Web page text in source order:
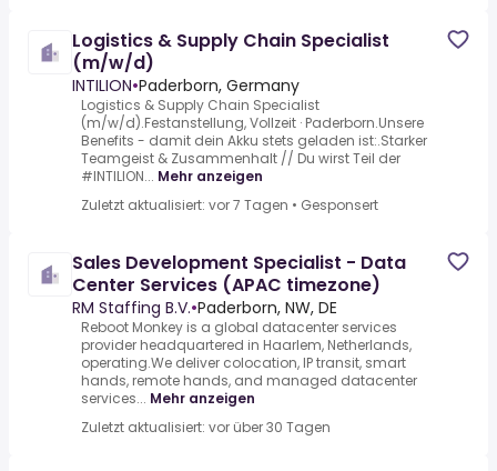
Logistics & Supply Chain Specialist
(m/w/d)
INTILION•Paderborn, Germany
Logistics & Supply Chain Specialist
(m/w/d).Festanstellung, Vollzeit · Paderborn.Unsere
Benefits - damit dein Akku stets geladen ist:.Starker
Teamgeist & Zusammenhalt // Du wirst Teil der
#INTILION... Mehr anzeigen
Zuletzt aktualisiert: vor 7 Tagen • Gesponsert
Sales Development Specialist - Data
Center Services (APAC timezone)
RM Staffing B.V.•Paderborn, NW, DE
Reboot Monkey is a global datacenter services
provider headquartered in Haarlem, Netherlands,
operating.We deliver colocation, IP transit, smart
hands, remote hands, and managed datacenter
services... Mehr anzeigen
Zuletzt aktualisiert: vor über 30 Tagen